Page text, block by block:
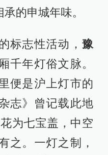
的申城年味。
标志性活动，豫
千年灯俗文脉。
便是沪上灯市的
志》曾记载此地
为七宝盖，中空
之。一灯之制，